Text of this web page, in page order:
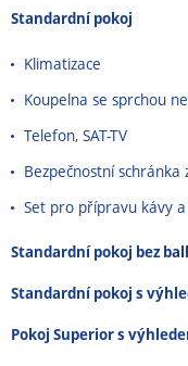
Standardní pokoj
Klimatizace
Koupelna se sprchou
Telefon, SAT-TV
Bezpečnostní schránka
Set pro přípravu kávy a
Standardní pokoj bez
Standardní pokoj s
Pokoj Superior s